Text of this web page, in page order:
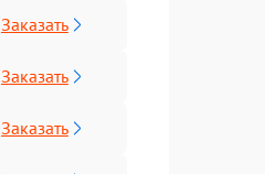
Заказать
Заказать
Заказать